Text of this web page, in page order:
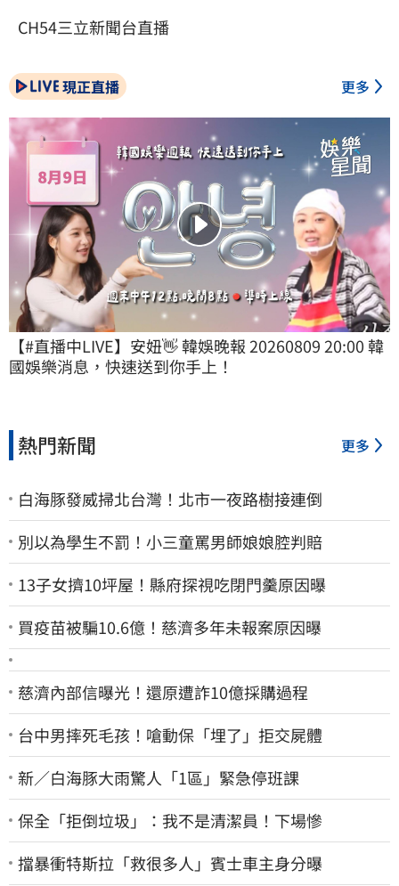
CH54三立新聞台直播
現正直播 更多
【#直播中LIVE】安妞👋 韓娛晚報 20260809 20:00 韓
國娛樂消息，快速送到你手上！
熱門新聞 更多
白海豚發威掃北台灣！北市一夜路樹接連倒
別以為學生不罰！小三童罵男師娘娘腔判賠
13子女擠10坪屋！縣府探視吃閉門羹原因曝
買疫苗被騙10.6億！慈濟多年未報案原因曝
慈濟內部信曝光！還原遭詐10億採購過程
台中男摔死毛孩！嗆動保「埋了」拒交屍體
新／白海豚大雨驚人「1區」緊急停班課
保全「拒倒垃圾」：我不是清潔員！下場慘
擋暴衝特斯拉「救很多人」賓士車主身分曝